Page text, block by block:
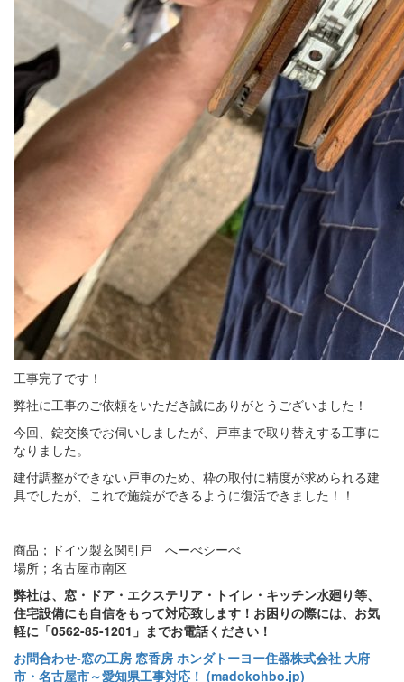
工事完了です！
弊社に工事のご依頼をいただき誠にありがとうございました！
今回、錠交換でお伺いしましたが、戸車まで取り替えする工事に
なりました。
建付調整ができない戸車のため、枠の取付に精度が求められる建
具でしたが、これで施錠ができるように復活できました！！
商品；ドイツ製玄関引戸 へーべシーべ
場所；名古屋市南区
弊社は、窓・ドア・エクステリア・トイレ・キッチン水廻り等、
住宅設備にも自信をもって対応致します！お困りの際には、お気
軽に「0562-85-1201」までお電話ください！
お問合わせ‐窓の工房 窓香房 ホンダトーヨー住器株式会社 大府
市・名古屋市～愛知県工事対応！ (madokohbo.jp)